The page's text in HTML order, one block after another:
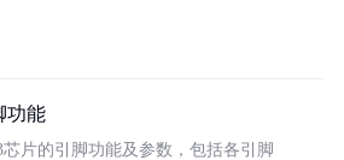
功能
芯片的引脚功能及参数，包括各引脚